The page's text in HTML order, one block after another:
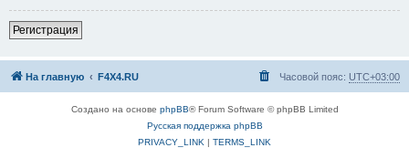
Регистрация
На главную F4X4.RU Часовой пояс: UTC+03:00
Создано на основе phpBB® Forum Software © phpBB Limited
Русская поддержка phpBB
PRIVACY_LINK | TERMS_LINK